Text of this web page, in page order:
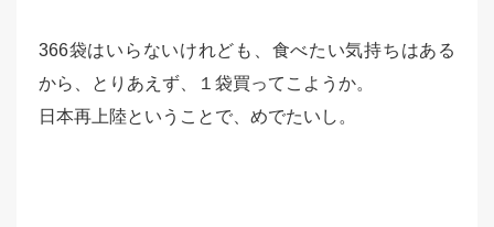
366袋はいらないけれども、食べたい気持ちはある
から、とりあえず、１袋買ってこようか。
日本再上陸ということで、めでたいし。